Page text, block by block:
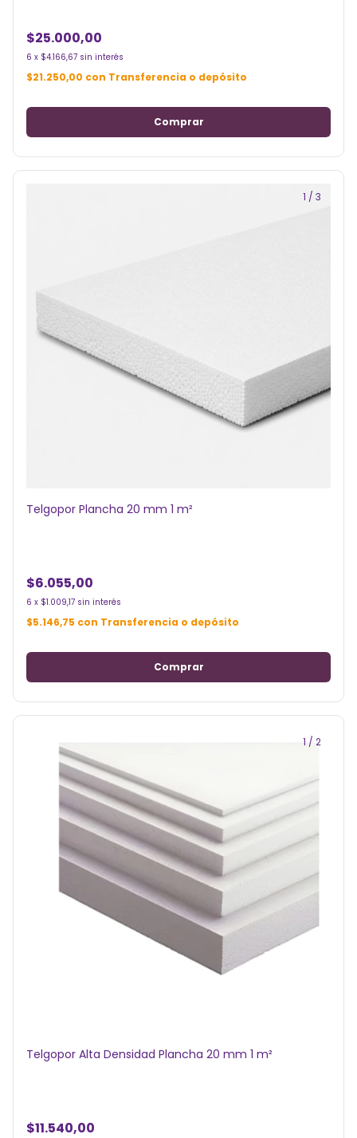
$25.000,00
6 x $4.166,67 sin interés
$21.250,00 con Transferencia o depósito
1 / 3
Telgopor Plancha 20 mm 1 m²
$6.055,00
6 x $1.009,17 sin interés
$5.146,75 con Transferencia o depósito
1 / 2
Telgopor Alta Densidad Plancha 20 mm 1 m²
$11.540,00